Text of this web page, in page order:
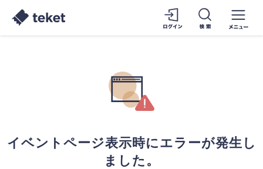
イベントページ表示時にエラーが発生し
ました。